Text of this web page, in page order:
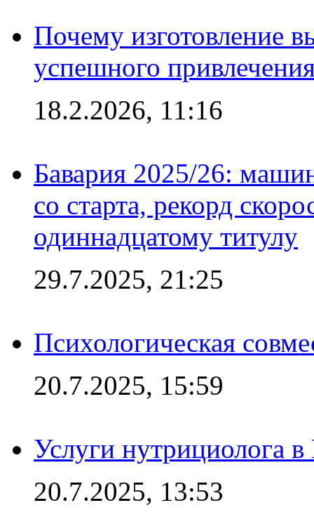
Почему изготовление
успешного
18.2.2026, 11:16
Бавария 2025/26:
со старта, рекорд
одиннадцатому титулу
29.7.2025, 21:25
Психологическая
20.7.2025, 15:59
Услуги нутрициолога
20.7.2025, 13:53